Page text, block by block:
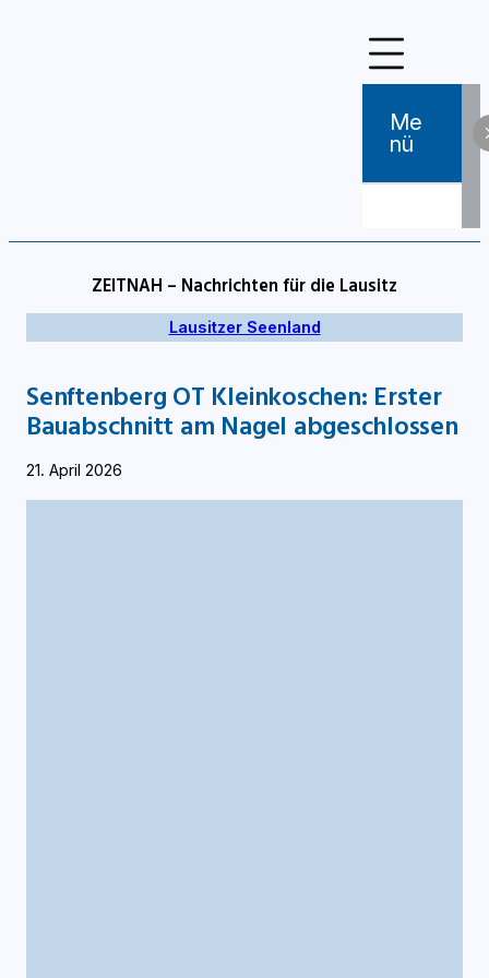
Me
Nü
ZEITNAH – Nachrichten für die Lausitz
Lausitzer Seenland
Senftenberg OT Kleinkoschen: Erster
Bauabschnitt am Nagel abgeschlossen
21. April 2026